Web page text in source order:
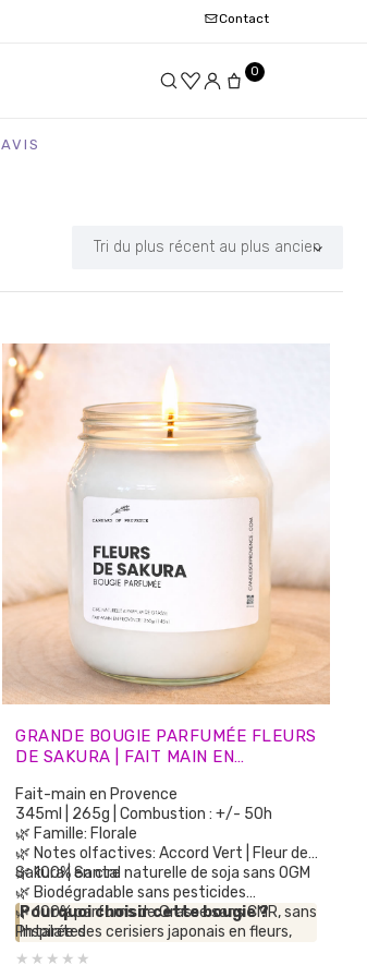
Contact
0
AVIS
GRANDE BOUGIE PARFUMÉE FLEURS
DE SAKURA | FAIT MAIN EN
Fait-main en Provence
345ml | 265g | Combustion : +/- 50h
🌿 Famille: Florale
🌿 Notes olfactives: Accord Vert | Fleur de
Sakura | Santal
🌿 100% en cire naturelle de soja sans OGM
🌿 Biodégradable sans pesticides
🌿 100% parfums de Grasse sans CMR, sans
Phtalates
🌿 Aucun parfum de synthèse
Pourquoi choisir cette bougie ?
Inspirée des cerisiers japonais en fleurs,
cette bougie Fleur de Sakura diffuse une